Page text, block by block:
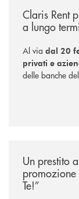
Claris Rent
a lungo
Al via dal 20
privati e
delle banche
Un prestito
promozione
Te!”